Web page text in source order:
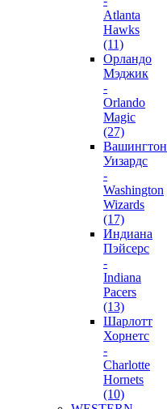
Atlanta
Hawks
(11)
Орландо
Мэджик
-
Orlando
Magic
(27)
Вашингтон
Уизардс
-
Washington
Wizards
(17)
Индиана
Пэйсерс
-
Indiana
Pacers
(13)
Шарлотт
Хорнетс
-
Charlotte
Hornets
(10)